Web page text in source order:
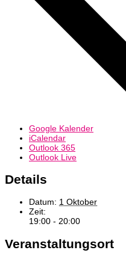
Google Kalender
iCalendar
Outlook 365
Outlook Live
Details
Datum: 1 Oktober
Zeit:
19:00 - 20:00
Veranstaltungsort